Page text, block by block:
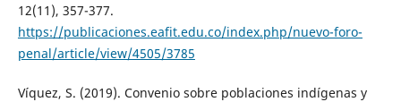
12(11), 357-377.
https://publicaciones.eafit.edu.co/index.php/nuevo-foro-
penal/article/view/4505/3785
Víquez, S. (2019). Convenio sobre poblaciones indígenas y